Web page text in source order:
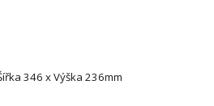
346 x Výška 236mm